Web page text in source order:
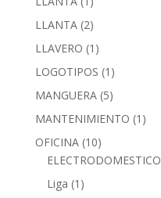
LLANTA (2)
LLAVERO (1)
LOGOTIPOS (1)
MANGUERA (5)
MANTENIMIENTO (1)
OFICINA (10)
ELECTRODOMESTICO
Liga (1)